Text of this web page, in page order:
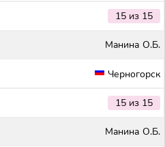
15 из 15
Maнина О.Б.
Черногорск
15 из 15
Maнина О.Б.